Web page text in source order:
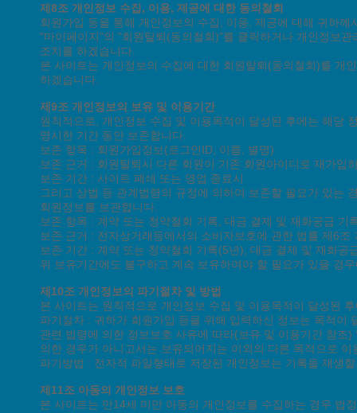
제8조 개인정보 수집, 이용, 제공에 대한 동의철회
회원가입 등을 통해 개인정보의 수집, 이용, 제공에 대해 귀하
"마이페이지"의 "회원탈퇴(동의철회)"를 클릭하거나 개인정보
조치를 하겠습니다.
본 사이트는 개인정보의 수집에 대한 회원탈퇴(동의철회)를 개
하겠습니다.
제9조 개인정보의 보유 및 이용기간
원칙적으로, 개인정보 수집 및 이용목적이 달성된 후에는 해당
명시한 기간 동안 보존합니다.
보존 항목 : 회원가입정보(로그인ID, 이름, 별명)
보존 근거 : 회원탈퇴시 다른 회원이 기존 회원아이디로 재가입
보존 기간 : 사이트 폐쇄 또는 영업 종료시
그리고 상법 등 관계법령의 규정에 의하여 보존할 필요가 있는
회원정보를 보관합니다.
보존 항목 : 계약 또는 청약철회 기록, 대금 결제 및 재화공급 기
보존 근거 : 전자상거래등에서의 소비자보호에 관한 법률 제6조
보존 기간 : 계약 또는 청약철회 기록(5년), 대금 결제 및 재화공
위 보유기간에도 불구하고 계속 보유하여야 할 필요가 있을 경
제10조 개인정보의 파기절차 및 방법
본 사이트는 원칙적으로 개인정보 수집 및 이용목적이 달성된
파기절차 : 귀하가 회원가입 등을 위해 입력하신 정보는 목적
관련 법령에 의한 정보보호 사유에 따라(보유 및 이용기간 참
의한 경우가 아니고서는 보유되어지는 이외의 다른 목적으로 이
파기방법 : 전자적 파일형태로 저장된 개인정보는 기록을 재생
제11조 아동의 개인정보 보호
본 사이트는 만14세 미만 아동의 개인정보를 수집하는 경우 법